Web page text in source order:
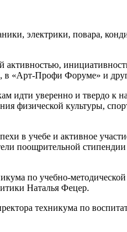
электрики, повара,
активностью,
в «Арт-Профи Форуме» и
уверенно и твердо к
физической культуры,
в учебе и активное
поощрительной
по учебно-
Наталья Фецер.
техникума по